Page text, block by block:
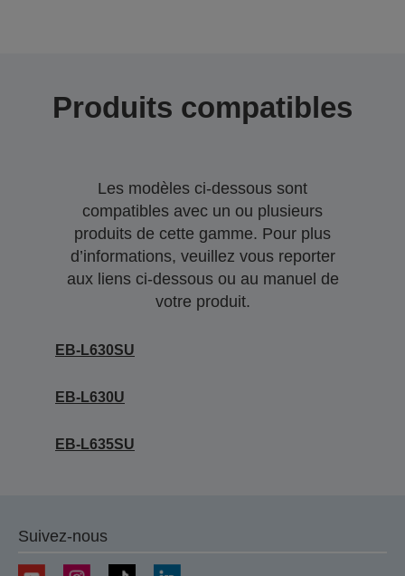
Produits compatibles
Les modèles ci-dessous sont
compatibles avec un ou plusieurs
produits de cette gamme. Pour plus
d’informations, veuillez vous reporter
aux liens ci-dessous ou au manuel de
votre produit.
EB-L630SU
EB-L630U
EB-L635SU
Suivez-nous